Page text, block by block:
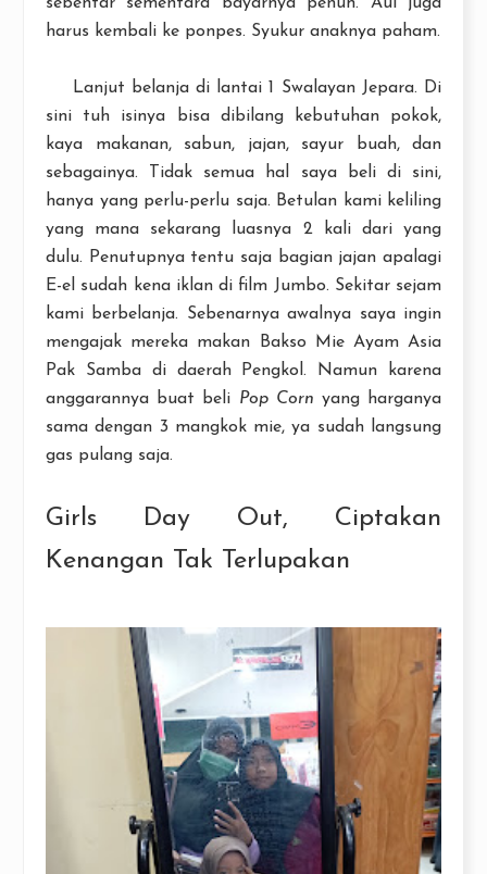
harus kembali ke ponpes. Syukur anaknya paham.
Lanjut belanja di lantai 1 Swalayan Jepara. Di
sini tuh isinya bisa dibilang kebutuhan pokok,
kaya makanan, sabun, jajan, sayur buah, dan
sebagainya. Tidak semua hal saya beli di sini,
hanya yang perlu-perlu saja. Betulan kami keliling
yang mana sekarang luasnya 2 kali dari yang
dulu. Penutupnya tentu saja bagian jajan apalagi
E-el sudah kena iklan di film Jumbo. Sekitar sejam
kami berbelanja. Sebenarnya awalnya saya ingin
mengajak mereka makan Bakso Mie Ayam Asia
Pak Samba di daerah Pengkol. Namun karena
anggarannya buat beli Pop Corn yang harganya
sama dengan 3 mangkok mie, ya sudah langsung
gas pulang saja.
Girls Day Out, Ciptakan
Kenangan Tak Terlupakan